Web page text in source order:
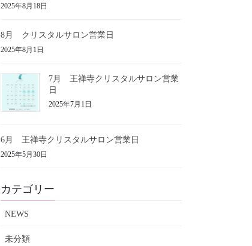
2025年8月18日
8月 クリスタルサロン営業日
2025年8月1日
7月 王禅寺クリスタルサロン営業
日
2025年7月1日
6月 王禅寺クリスタルサロン営業日
2025年5月30日
カテゴリー
NEWS
未分類